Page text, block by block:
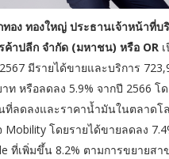
อง ทองใหญ่ ประธานเจ้าหน้าที่บ
าปลีก จำกัด (มหาชน) หรือ OR
มีรายได้ขายและบริการ
ท หรือลดลง 5.9% จากปี 2566
ที่ลดลงและราคาน้ำมันในตลาดโ
Mobility โดยรายได้ขายลดลง
ที่เพิ่มขึ้น 8.2% ตามการขยายส